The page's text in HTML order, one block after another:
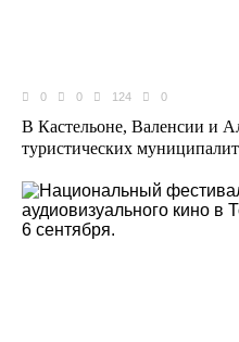
0 0 124 0
В Кастельоне, Валенсии и
туристических